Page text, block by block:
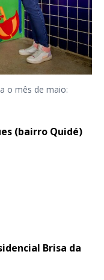
o mês de maio:
(bairro Quidé)
Brisa da